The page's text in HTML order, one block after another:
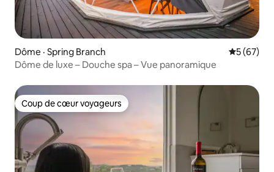
Dôme · Spring Branch Note
5 (67)
Dôme de luxe – Douche spa – Vue panoramique
Coup de cœur voyageurs
Coup de cœur voyageurs